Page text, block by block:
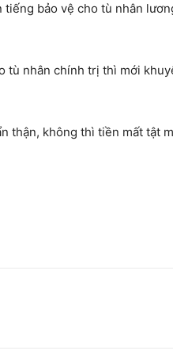
bảo vệ cho tù nhân
nhân chính trị thì mới
thận, không thì tiền mất tật